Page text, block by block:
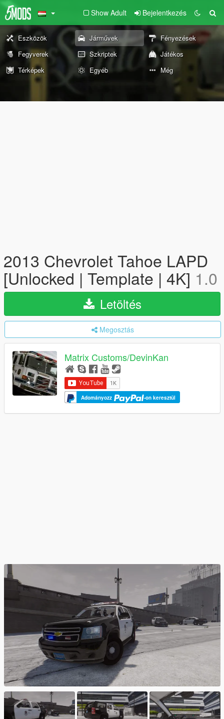
Show Adult Bejelentkezés
Eszközök Járművek
Fényezések
Fegyverek
Szkriptek
Játékos
Térképek
Egyéb Még
2013 Chevrolet Tahoe LAPD
[Unlocked | Template | 4K] 1.0
Letöltés
Megosztás
Matrix Customs/DevinKan
Adományozz -on keresztül